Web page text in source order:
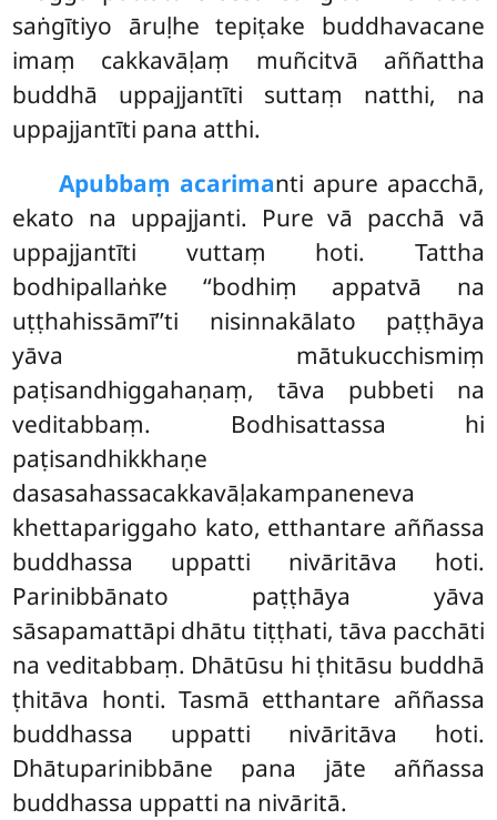
saṅgītiyo āruḷhe tepiṭake buddhavacane
imaṃ cakkavāḷaṃ muñcitvā aññattha
buddhā uppajjantīti suttaṃ natthi, na
uppajjantīti pana atthi.
Apubbaṃ acarimanti apure apacchā,
ekato na uppajjanti. Pure vā pacchā vā
uppajjantīti vuttaṃ hoti. Tattha
bodhipallaṅke ‘‘bodhiṃ appatvā na
uṭṭhahissāmī’’ti nisinnakālato paṭṭhāya
yāva mātukucchismiṃ
paṭisandhiggahaṇaṃ, tāva pubbeti na
veditabbaṃ. Bodhisattassa hi
paṭisandhikkhaṇe
dasasahassacakkavāḷakampaneneva
khettapariggaho kato, etthantare aññassa
buddhassa uppatti nivāritāva hoti.
Parinibbānato paṭṭhāya yāva
sāsapamattāpi dhātu tiṭṭhati, tāva pacchāti
na veditabbaṃ. Dhātūsu hi ṭhitāsu buddhā
ṭhitāva honti. Tasmā etthantare aññassa
buddhassa uppatti nivāritāva hoti.
Dhātuparinibbāne pana jāte aññassa
buddhassa uppatti na nivāritā.